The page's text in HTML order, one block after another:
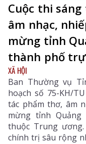
Cuộc thi
âm nhạc,
mừng tỉnh
thành phố
XÃ HỘI
Ban Thường vụ
hoạch số 75-KH/
tác phẩm thơ, âm
mừng tỉnh
thuộc Trung
chính trị sâu rộng